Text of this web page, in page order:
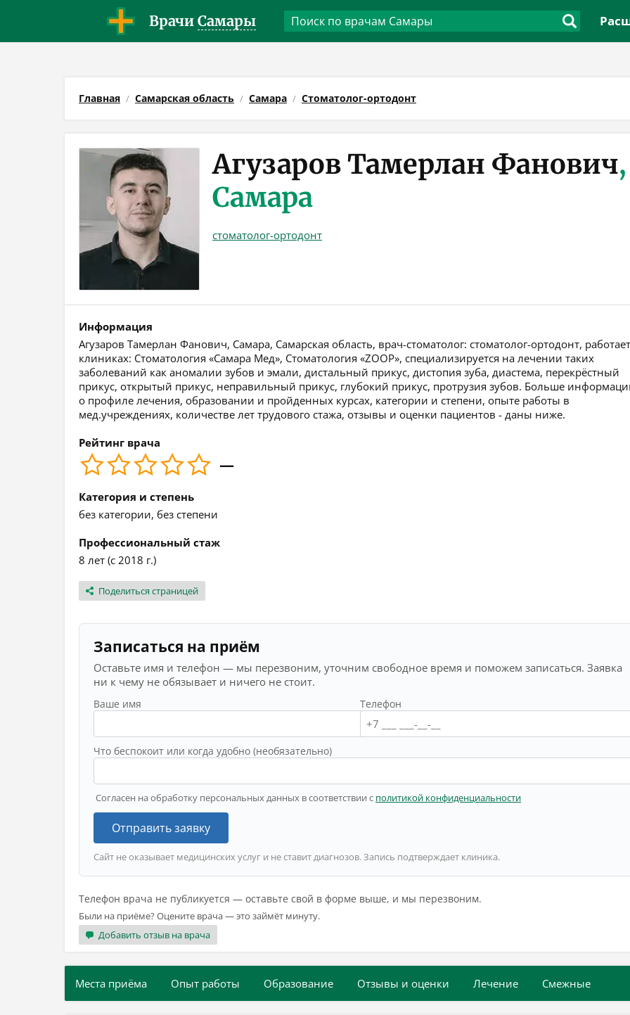
Врачи Самары
Главная Самарская область Самара Стоматолог-ортодонт
Агузаров Тамерлан Фанович,
Самара
стоматолог-ортодонт
Информация
Агузаров Тамерлан Фанович, Самара, Самарская область, врач-стоматолог: стоматолог-ортодонт,
клиниках: Стоматология «Самара Мед», Стоматология «ZOOP», специализируется на лечении таких
заболеваний как аномалии зубов и эмали, дистальный прикус, дистопия зуба, диастема, перекрёстный
прикус, открытый прикус, неправильный прикус, глубокий прикус, протрузия зубов. Больше
о профиле лечения, образовании и пройденных курсах, категории и степени, опыте работы в
мед.учреждениях, количестве лет трудового стажа, отзывы и оценки пациентов - даны ниже.
Рейтинг врача
—
Категория и степень
без категории, без степени
Профессиональный стаж
8 лет (с 2018 г.)
Поделиться страницей
Записаться на приём
Оставьте имя и телефон — мы перезвоним, уточним свободное время и поможем записаться. Заявка
ни к чему не обязывает и ничего не стоит.
Ваше имя Телефон
Что беспокоит или когда удобно (необязательно)
Согласен на обработку персональных данных в соответствии с политикой конфиденциальности
Отправить заявку
Сайт не оказывает медицинских услуг и не ставит диагнозов. Запись подтверждает клиника.
Телефон врача не публикуется — оставьте свой в форме выше, и мы перезвоним.
Были на приёме? Оцените врача — это займёт минуту.
Добавить отзыв на врача
Места приёма Опыт работы Образование Отзывы и оценки Лечение Смежные